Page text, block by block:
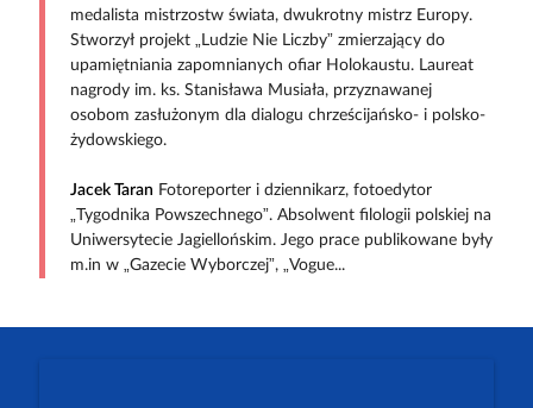
medalista mistrzostw świata, dwukrotny mistrz Europy.
Stworzył projekt „Ludzie Nie Liczby” zmierzający do
upamiętniania zapomnianych ofiar Holokaustu. Laureat
nagrody im. ks. Stanisława Musiała, przyznawanej
osobom zasłużonym dla dialogu chrześcijańsko- i polsko-
żydowskiego.
Jacek Taran Fotoreporter i dziennikarz, fotoedytor
„Tygodnika Powszechnego”. Absolwent filologii polskiej na
Uniwersytecie Jagiellońskim. Jego prace publikowane były
m.in w „Gazecie Wyborczej”, „Vogue...